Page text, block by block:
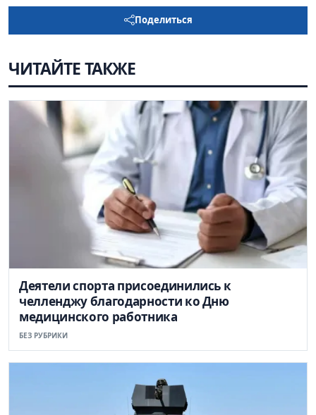
Поделиться
ЧИТАЙТЕ ТАКЖЕ
Деятели спорта присоединились к
челленджу благодарности ко Дню
медицинского работника
БЕЗ РУБРИКИ